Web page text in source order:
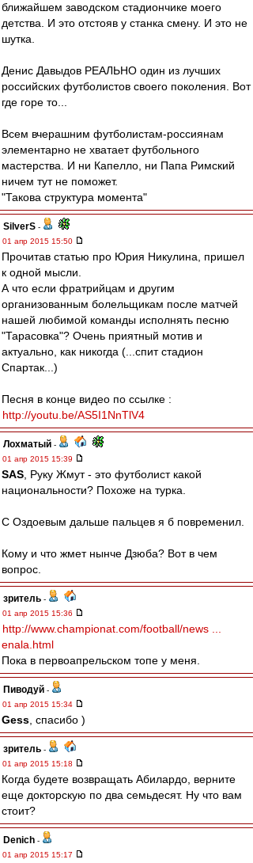
ближайшем заводском стадиончике моего
детства. И это отстояв у станка смену. И это не
шутка.
Денис Давыдов РЕАЛЬНО один из лучших
российских футболистов своего поколения. Вот
где горе то...
Всем вчерашним футболистам-россиянам
элементарно не хватает футбольного
мастерства. И ни Капелло, ни Папа Римский
ничем тут не поможет.
"Такова структура момента"
SilverS -
01 апр 2015 15:50
Прочитав статью про Юрия Никулина, пришел
к одной мысли.
А что если фратрийцам и другим
организованным болельщикам после матчей
нашей любимой команды исполнять песню
"Тарасовка"? Очень приятный мотив и
актуально, как никогда (...спит стадион
Спартак...)
Песня в конце видео по ссылке :
http://youtu.be/AS5I1NnTlV4
Лохматый -
01 апр 2015 15:39
SAS , Руку Жмут - это футболист какой
национальности? Похоже на турка.
С Оздоевым дальше пальцев я б повременил.
Кому и что жмет нынче Дзюба? Вот в чем
вопрос.
зpитель -
01 апр 2015 15:36
http://www.championat.com/football/news ...
enala.html
Пока в первоапрельском топе у меня.
Пиводуй -
01 апр 2015 15:34
Gess , спасибо )
зpитель -
01 апр 2015 15:18
Когда будете возвращать Абилардо, верните
еще докторскую по два семьдесят. Ну что вам
стоит?
Denich -
01 апр 2015 15:17